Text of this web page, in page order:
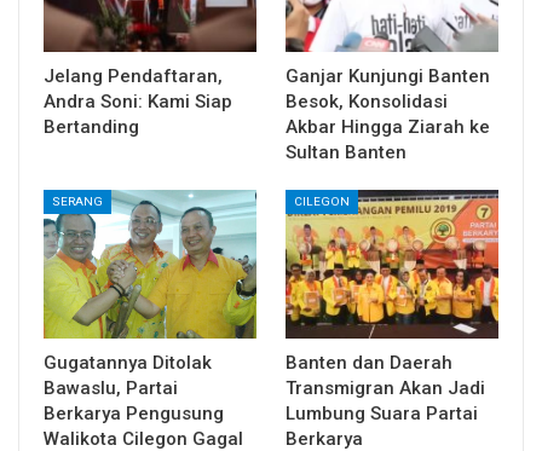
Jelang Pendaftaran,
Andra Soni: Kami Siap
Bertanding
Ganjar Kunjungi Banten
Besok, Konsolidasi
Akbar Hingga Ziarah ke
Sultan Banten
SERANG
Gugatannya Ditolak
Bawaslu, Partai
Berkarya Pengusung
Walikota Cilegon Gagal
CILEGON
Banten dan Daerah
Transmigran Akan Jadi
Lumbung Suara Partai
Berkarya